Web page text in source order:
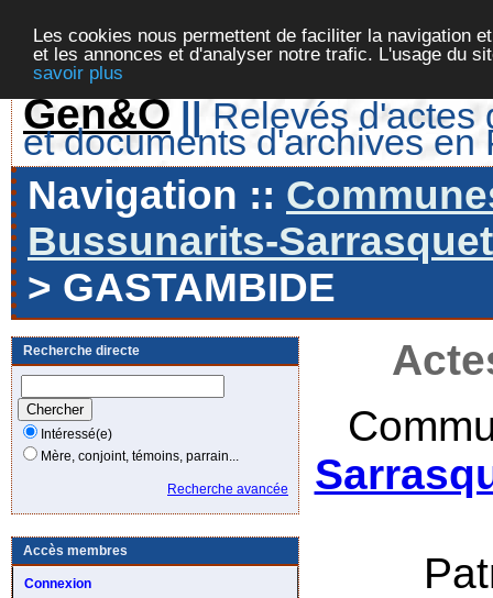
Les cookies nous permettent de faciliter la navigation
et les annonces et d'analyser notre trafic. L'usage du
savoir plus
Gen&O || Relevés d'actes
et documents d'archives en
Navigation ::
Bussunarits-
> GASTAMBIDE
Recherche directe
Intéressé(e)
Mère, conjoint, témoins, parrain...
Recherche avancée
Accès membres
Connexion